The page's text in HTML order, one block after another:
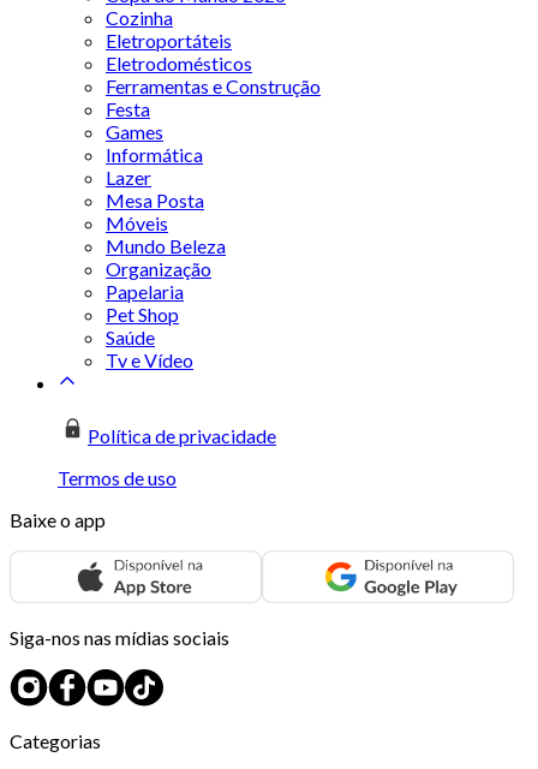
Cozinha
Eletroportáteis
Eletrodomésticos
Ferramentas e Construção
Festa
Games
Informática
Lazer
Mesa Posta
Móveis
Mundo Beleza
Organização
Papelaria
Pet Shop
Saúde
Tv e Vídeo
Política de privacidade
Termos de uso
Baixe o app
Siga-nos nas mídias sociais
Categorias